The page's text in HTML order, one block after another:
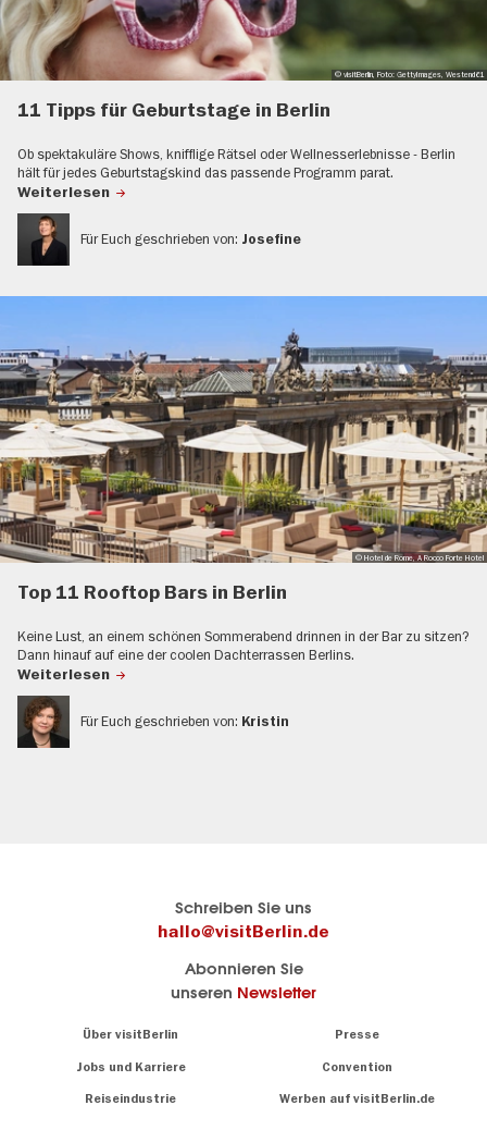
© visitBerlin, Foto: GettyImages, Westend61
11 Tipps für Geburtstage in Berlin
Ob spektakuläre Shows, knifflige Rätsel oder Wellnesserlebnisse - Berlin
hält für jedes Geburtstagskind das passende Programm parat.
Weiterlesen
Für Euch geschrieben von: Josefine
© Hotel de Rome, A Rocco Forte Hotel
Top 11 Rooftop Bars in Berlin
Keine Lust, an einem schönen Sommerabend drinnen in der Bar zu sitzen?
Dann hinauf auf eine der coolen Dachterrassen Berlins.
Weiterlesen
Für Euch geschrieben von: Kristin
Schreiben Sie uns
hallo@visitBerlin.de
Abonnieren Sie
unseren Newsletter
Über visitBerlin Presse
Jobs und Karriere Convention
Reiseindustrie Werben auf visitBerlin.de
sind
für Sie da.
Hier geht es zu visitBerlin